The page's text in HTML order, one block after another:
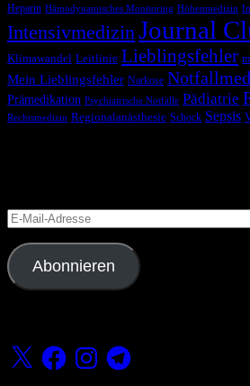
Heparin Hämodynamisches Monitoring Höhenmedizin
IntensivmedizinJournal
Klimawandel Leitlinie Lieblingsfehler
Mein Lieblingsfehler Narkose
Prämedikation Psychiatrische Notfälle Pädiatrie
Rechtsmedizin Regionalanästhesie Schock Sepsis
E-
Mail-
Adresse
Abonnieren
X FacebookInstagramTelegram